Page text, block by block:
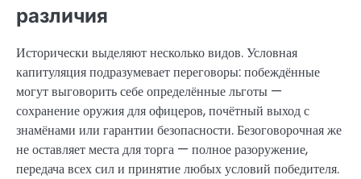
различия
Исторически выделяют несколько видов. Условная
капитуляция подразумевает переговоры: побеждённые
могут выговорить себе определённые льготы —
сохранение оружия для офицеров, почётный выход с
знамёнами или гарантии безопасности. Безоговорочная же
не оставляет места для торга — полное разоружение,
передача всех сил и принятие любых условий победителя.